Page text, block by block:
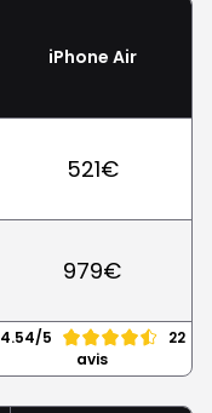
iPhone Air
521€
979€
4.54/5
22
avis